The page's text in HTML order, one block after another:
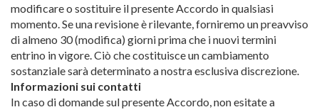
modificare o sostituire il presente Accordo in qualsiasi
momento. Se una revisione è rilevante, forniremo un preavviso
di almeno 30 (modifica) giorni prima che i nuovi termini
entrino in vigore. Ciò che costituisce un cambiamento
sostanziale sarà determinato a nostra esclusiva discrezione.
Informazioni sui contatti
In caso di domande sul presente Accordo, non esitate a